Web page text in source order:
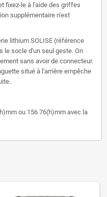
fixez-le à l'aide des griffes
supplémentaire n'est
lithium SOLISE (référence
le socle d'un seul geste. On
sans avoir de connecteur.
situé à l'arrière empêche
ou 156.76(h)mm avec la